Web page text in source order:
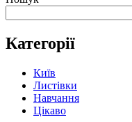
Категорії
Київ
Листівки
Навчання
Цікаво